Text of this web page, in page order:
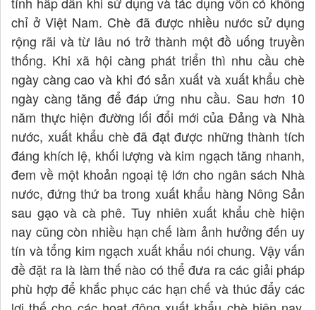
chỉ ở Việt Nam. Chè đã được nhiều nước sử dụng
rộng rãi và từ lâu nó trở thành một đồ uống truyền
thống. Khi xã hội càng phát triển thì nhu cầu chè
ngày càng cao và khi đó sản xuất và xuất khẩu chè
ngày càng tăng để đáp ứng nhu cầu. Sau hơn 10
năm thực hiện đường lối đổi mới của Đảng và Nhà
nước, xuất khẩu chè đã đạt được những thành tích
đáng khích lệ, khối lượng và kim ngạch tăng nhanh,
đem về một khoản ngoại tệ lớn cho ngân sách Nhà
nước, đứng thứ ba trong xuất khẩu hàng Nông Sản
sau gạo và cà phê. Tuy nhiên xuất khẩu chè hiện
nay cũng còn nhiều hạn chế làm ảnh hưởng đến uy
tín và tổng kim ngạch xuất khẩu nói chung. Vậy vấn
đề đặt ra là làm thế nào có thể đưa ra các giải pháp
phù hợp để khắc phục các hạn chế và thúc đẩy các